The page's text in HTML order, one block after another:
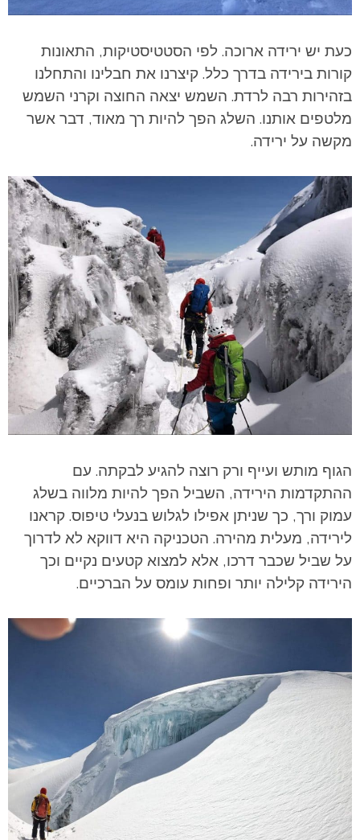
כעת יש ירידה ארוכה. לפי הסטטיסטיקות, התאונות
קורות בירידה בדרך כלל. קיצרנו את חבלינו והתחלנו
בזהירות רבה לרדת. השמש יצאה החוצה וקרני השמש
מלטפים אותנו. השלג הפך להיות רך מאוד, דבר אשר
מקשה על ירידה.
הגוף מותש ועייף ורק רוצה להגיע לבקתה. עם
ההתקדמות הירידה, השביל הפך להיות מלווה בשלג
עמוק ורך, כך שניתן אפילו לגלוש בנעלי טיפוס. קראנו
לירידה, מעלית מהירה. הטכניקה היא דווקא לא לדרוך
על שביל שכבר דרכו, אלא למצוא קטעים נקיים וכך
הירידה קלילה יותר ופחות עומס על הברכיים.